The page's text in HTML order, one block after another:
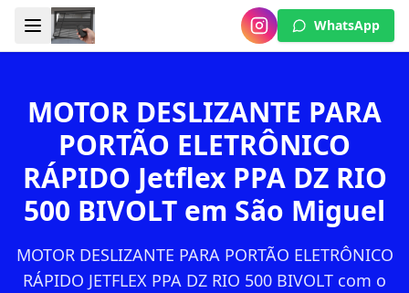
WhatsApp
MOTOR DESLIZANTE PARA
PORTÃO ELETRÔNICO
RÁPIDO Jetflex PPA DZ RIO
500 BIVOLT em São Miguel
MOTOR DESLIZANTE PARA PORTÃO ELETRÔNICO
RÁPIDO JETFLEX PPA DZ RIO 500 BIVOLT com o